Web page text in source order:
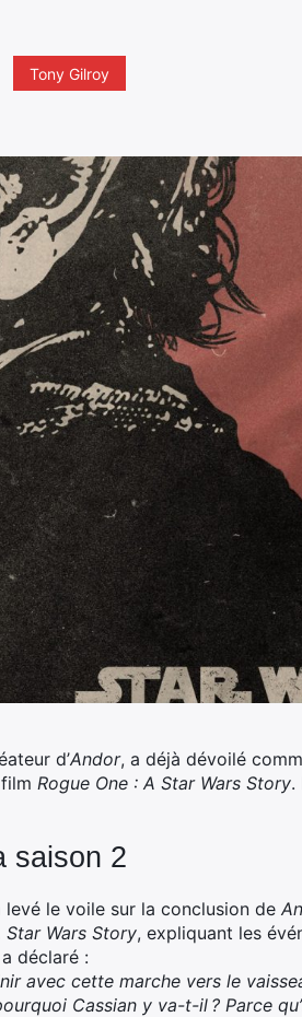
Tony Gilroy
d’Andor, a déjà dévoilé
Rogue One : A Star Wars Story.
saison 2
levé le voile sur la conclusion de
Star Wars Story, expliquant les
déclaré :
avec cette marche vers le
Cassian y va-t-il ? Parce